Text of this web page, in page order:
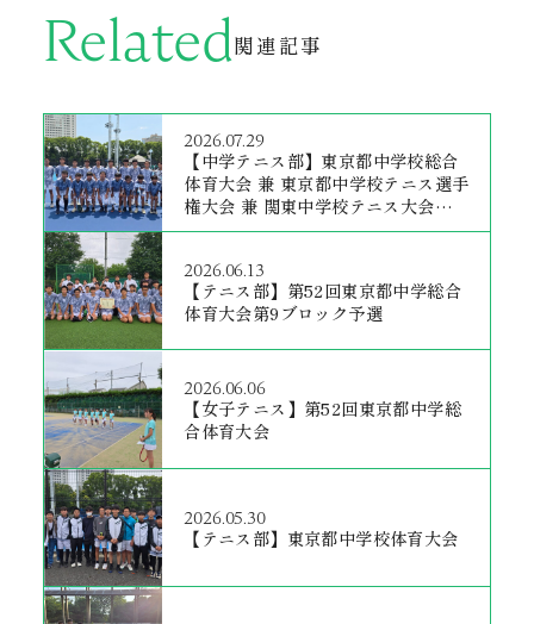
Related関連記事
2026.07.29
【中学テニス部】東京都中学校総合
体育大会 兼 東京都中学校テニス選手
権大会 兼 関東中学校テニス大会予選
会[学校対抗の部]
2026.06.13
【テニス部】第52回東京都中学総合
体育大会第9ブロック予選
2026.06.06
【女子テニス】第52回東京都中学総
合体育大会
2026.05.30
【テニス部】東京都中学校体育大会